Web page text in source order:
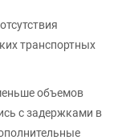
транспортных
объемов
с задержками в